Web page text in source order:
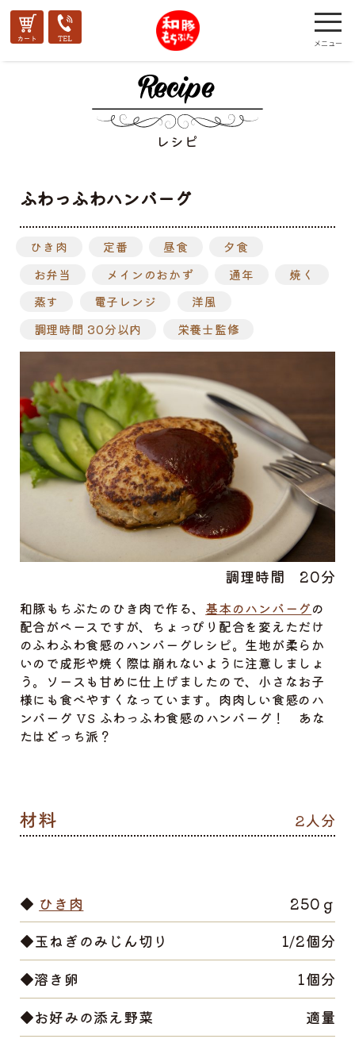
レシピ
ふわっふわハンバーグ
ひき肉 定番 昼食
夕食
お弁当
メインのおかず 通年
焼く
蒸す
電子レンジ
洋風
調理時間 30分以内
栄養士監修
調理時間20分
和豚もちぶたのひき肉で作る、 基本のハンバーグの
配合がベースですが、ちょっぴり配合を変えただけ
のふわふわ食感のハンバーグレシピ。生地が柔らか
いので成形や焼く際は崩れないように注意しましょ
う。ソースも甘めに仕上げましたので、小さなお子
様にも食べやすくなっています。肉肉しい食感のハ
ンバーグ VS ふわっふわ食感のハンバーグ！ あな
たはどっち派？
2人分
◆ ひき肉
250ｇ
◆玉ねぎのみじん切り
1/2個分
◆溶き卵
1個分
◆お好みの添え野菜
適量